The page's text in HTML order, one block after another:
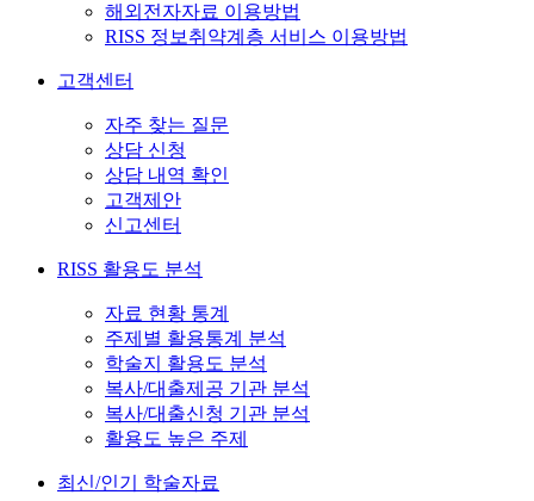
해외전자자료 이용방법
RISS 정보취약계층 서비스 이용방법
고객센터
자주 찾는 질문
상담 신청
상담 내역 확인
고객제안
신고센터
RISS 활용도 분석
자료 현황 통계
주제별 활용통계 분석
학술지 활용도 분석
복사/대출제공 기관 분석
복사/대출신청 기관 분석
활용도 높은 주제
최신/인기 학술자료